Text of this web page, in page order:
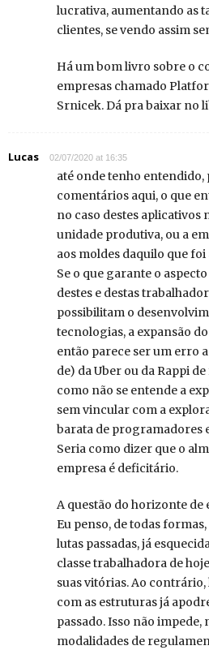
lucrativa, aumentando as
clientes, se vendo assim
Há um bom livro sobre o
empresas chamado
Srnicek. Dá pra baixar no
Lucas 02/07/2020 at 16:35
até onde tenho entendido,
comentários aqui, o que
no caso destes aplicativos
unidade produtiva, ou a
aos moldes daquilo que foi
Se o que garante o
destes e destas
possibilitam o
tecnologias, a expansão
então parece ser um erro
de) da Uber ou da Rappi
como não se entende a
sem vincular com a
barata de programadores
Seria como dizer que o
empresa é deficitário.
A questão do horizonte de
Eu penso, de todas
lutas passadas, já
classe trabalhadora de
suas vitórias. Ao
com as estruturas já
passado. Isso não
modalidades de